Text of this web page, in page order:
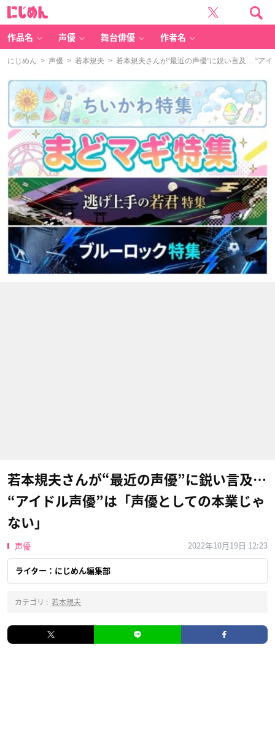
作品名 声優 舞台俳優 作者名
にじめん > 声優 > 若本規夫 > 若本規夫さんが“最近の声優”に鋭い言及… “ア
若本規夫さんが“最近の声優”に鋭い言及…
“アイドル声優”は「声優としての本業じゃ
ない」
声優 2022年10月19日 12:23
ライター：にじめん編集部
カテゴリ : 若本規夫